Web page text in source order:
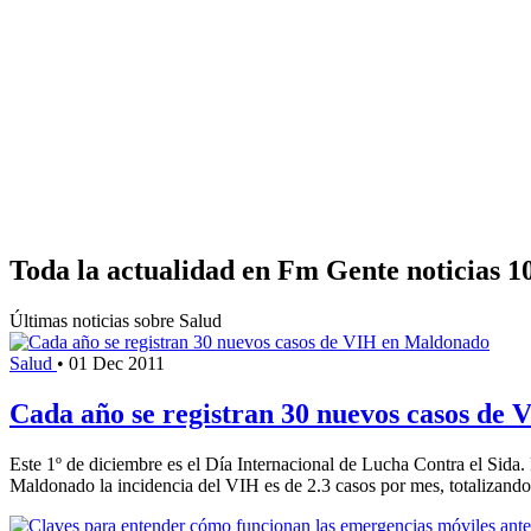
Toda la actualidad en Fm Gente noticias
Últimas noticias sobre Salud
Salud • 01 Dec 2011
Cada año se registran 30 nuevos casos de
Este 1º de diciembre es el Día Internacional de Lucha Contra el
Maldonado la incidencia del VIH es de 2.3 casos por mes,